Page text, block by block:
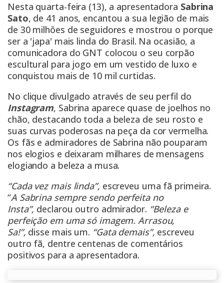
Nesta quarta-feira (13), a apresentadora Sabrina
Sato, de 41 anos, encantou a sua legião de mais
de 30 milhões de seguidores e mostrou o porque
ser a 'japa' mais linda do Brasil. Na ocasião, a
comunicadora do GNT colocou o seu corpão
escultural para jogo em um vestido de luxo e
conquistou mais de 10 mil curtidas.
No clique divulgado através de seu perfil do
Instagram, Sabrina aparece quase de joelhos no
chão, destacando toda a beleza de seu rosto e
suas curvas poderosas na peça da cor vermelha.
Os fãs e admiradores de Sabrina não pouparam
nos elogios e deixaram milhares de mensagens
elogiando a beleza a musa.
“Cada vez mais linda”, escreveu uma fã primeira.
“A Sabrina sempre sendo perfeita no
Insta”, declarou outro admirador. “Beleza e
perfeição em uma só imagem. Arrasou,
Sa!”, disse mais um. “Gata demais”, escreveu
outro fã, dentre centenas de comentários
positivos para a apresentadora.